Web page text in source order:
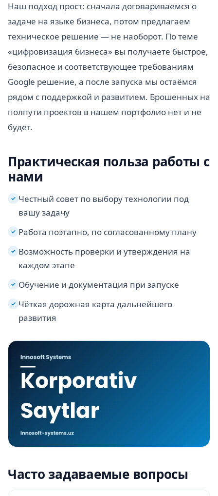
Наш подход прост: сначала договариваемся о
задаче на языке бизнеса, потом предлагаем
техническое решение — не наоборот. По теме
«цифровизация бизнеса» вы получаете быстрое,
безопасное и соответствующее требованиям
Google решение, а после запуска мы остаёмся
рядом с поддержкой и развитием. Брошенных на
полпути проектов в нашем портфолио нет и не
будет.
Практическая польза работы с
нами
✓ Честный совет по выбору технологии под
вашу задачу
✓ Работа поэтапно, по согласованному плану
✓ Возможность проверки и утверждения на
каждом этапе
✓ Обучение и документация при запуске
✓ Чёткая дорожная карта дальнейшего
развития
Часто задаваемые вопросы